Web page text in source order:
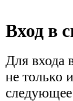
Вход в
Для входа
не только